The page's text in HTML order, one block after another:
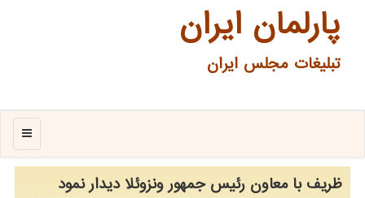
پارلمان ایران
تبلیغات مجلس ایران
منو
ظریف با معاون رئیس جمهور ونزوئلا دیدار نمود